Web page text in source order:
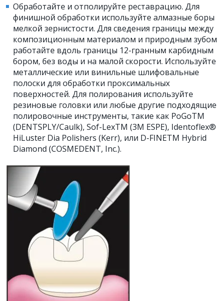
Обработайте и отполируйте реставрацию. Для
финишной обработки используйте алмазные боры
мелкой зернистости. Для сведения границы между
композиционным материалом и природным зубом
работайте вдоль границы 12-гранным карбидным
бором, без воды и на малой скорости. Используйте
металлические или винильные шлифовальные
полоски для обработки проксимальных
поверхностей. Для полирования используйте
резиновые головки или любые другие подходящие
полировочные инструменты, такие как PoGoTM
(DENTSPLY/Caulk), Sof-LexTM (3M ESPE), Identoflex®
HiLuster Dia Polishers (Kerr), или D-FINETM Hybrid
Diamond (COSMEDENT, Inc.).